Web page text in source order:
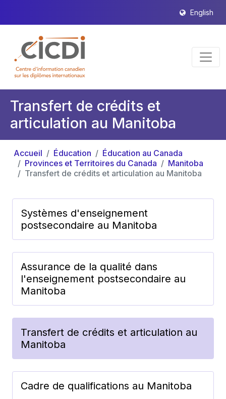
English
Transfert de crédits et
articulation au Manitoba
Accueil Éducation
Éducation au Canada
Provinces et Territoires du Canada
Manitoba
Transfert de crédits et articulation au Manitoba
Systèmes d'enseignement
postsecondaire au Manitoba
Assurance de la qualité dans
l'enseignement postsecondaire au
Manitoba
Transfert de crédits et articulation au
Manitoba
Cadre de qualifications au Manitoba